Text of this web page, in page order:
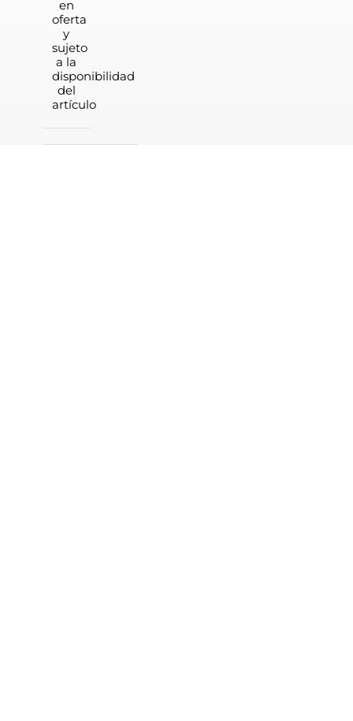
en
oferta
y
sujeto
a la
disponibilidad
del
artículo